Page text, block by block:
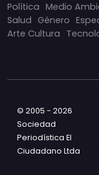
Política Medio
Salud Género
Arte Cultura
© 2005 - 2026
Sociedad
Periodística El
Ciudadano Ltda